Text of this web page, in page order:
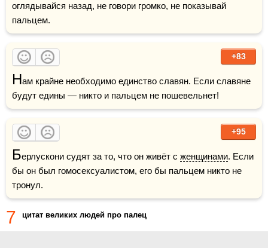
оглядывайся назад, не говори громко, не показывай
пальцем.
+83
Нам крайне необходимо единство славян. Если славяне
будут едины — никто и пальцем не пошевельнет!
+95
Берлускони судят за то, что он живёт с женщинами. Если
бы он был гомосексуалистом, его бы пальцем никто не
тронул.
7 цитат великих людей про палец